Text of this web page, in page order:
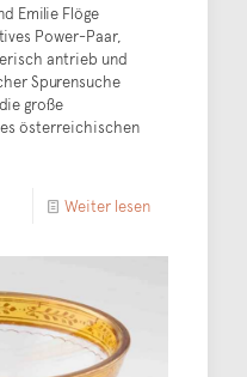
Emilie Flöge
Power-Paar,
antrieb und
Spurensuche
große
österreichischen
Weiter lesen